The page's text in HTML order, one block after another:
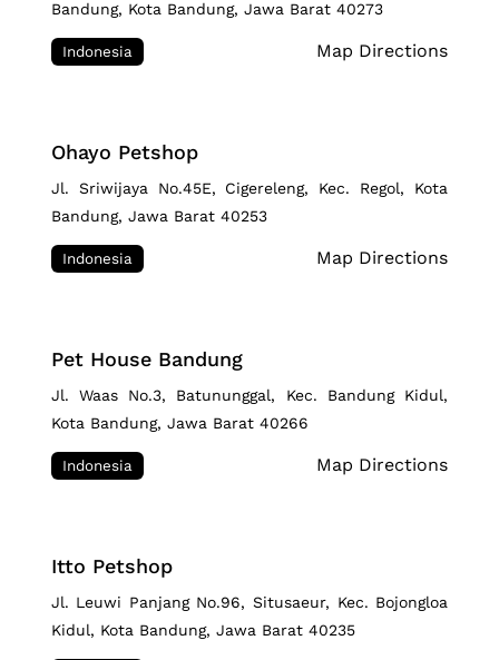
Bandung, Kota Bandung, Jawa Barat 40273
Indonesia Map Directions
Ohayo Petshop
Jl. Sriwijaya No.45E, Cigereleng, Kec. Regol, Kota
Bandung, Jawa Barat 40253
Indonesia Map Directions
Pet House Bandung
Jl. Waas No.3, Batununggal, Kec. Bandung Kidul,
Kota Bandung, Jawa Barat 40266
Indonesia Map Directions
Itto Petshop
Jl. Leuwi Panjang No.96, Situsaeur, Kec. Bojongloa
Kidul, Kota Bandung, Jawa Barat 40235